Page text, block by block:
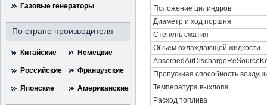
Газовые генераторы
По стране производителя
Китайские Немецкие
Российские Французские
Японские Американские
Положение цилиндров
Диаметр и ход поршня
Степень сжатия
Объем охлаждающей жидкости
Пропускная способность
Температура выхлопа
Расход топлива